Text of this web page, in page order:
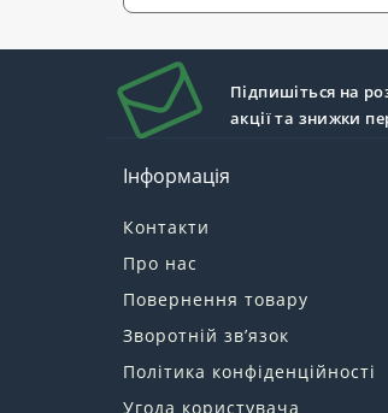
Підпишіться на
акції та знижки
Інформація
Контакти
Про нас
Повернення товару
Зворотній зв’язок
Політика конфіденційності
Угода користувача